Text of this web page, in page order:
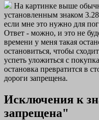
На картинке выше
установленным знаком
если мне это нужно для
Ответ - можно, и это не
времени у меня такая
остановиться, чтобы
успеть уложиться с
остановка превратится в
дороги запрещена.
Исключения к
запрещена"